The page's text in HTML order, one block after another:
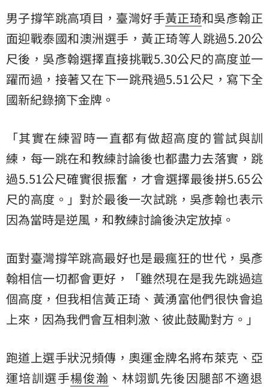
男子撐竿跳高項目，臺灣好手黃正琦和吳彥翰正
面迎戰泰國和澳洲選手，黃正琦等人跳過5.20公
尺後，吳彥翰選擇直接挑戰5.30公尺的高度並一
躍而過，接著又在下一跳飛過5.51公尺，寫下全
國新紀錄摘下金牌。
「其實在練習時一直都有做超高度的嘗試與訓
練，每一跳在和教練討論後也都盡力去落實，跳
過5.51公尺確實很振奮，才會選擇最後拼5.65公
尺的高度。」對於最後一次試跳，吳彥翰也表示
因為當時是逆風，和教練討論後決定放掉。
面對臺灣撐竿跳高最好也是最瘋狂的世代，吳彥
翰相信一切都會更好，「雖然現在是我先跳過這
個高度，但我相信黃正琦、黃湧富他們很快會追
上來，因為我們會互相刺激、彼此鼓勵對方。」
跑道上選手狀況頻傳，奧運金牌名將布萊克、亞
運培訓選手楊俊瀚 、林翊凱先後因腿部不適退